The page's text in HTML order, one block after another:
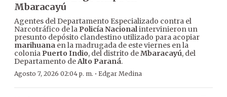
Mbaracayú
Agentes del Departamento Especializado contra el
Narcotráfico de la Policía Nacionalintervinieron un
presunto depósito clandestino utilizado para acopiar
marihuana en la madrugada de este viernes en la
colonia Puerto Indio, del distrito deMbaracayú, del
Departamento deAlto Paraná.
Agosto 7, 2026 02:04 p. m. · Edgar Medina